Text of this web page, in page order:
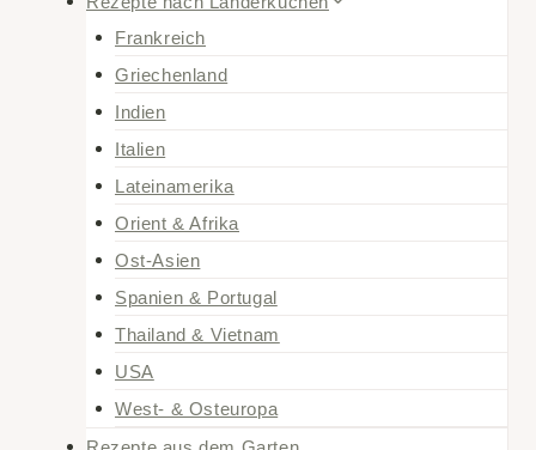
Frankreich
Griechenland
Indien
Italien
Lateinamerika
Orient & Afrika
Ost-Asien
Spanien & Portugal
Thailand & Vietnam
USA
West- & Osteuropa
Rezepte aus dem Garten